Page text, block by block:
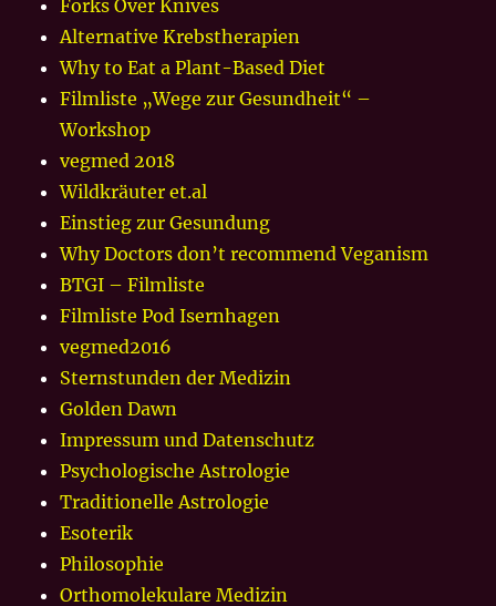
Forks Over Knives
Alternative Krebstherapien
Why to Eat a Plant-Based Diet
Filmliste „Wege zur Gesundheit“ –
Workshop
vegmed 2018
Wildkräuter et.al
Einstieg zur Gesundung
Why Doctors don’t recommend Veganism
BTGI – Filmliste
Filmliste Pod Isernhagen
vegmed2016
Sternstunden der Medizin
Golden Dawn
Impressum und Datenschutz
Psychologische Astrologie
Traditionelle Astrologie
Esoterik
Philosophie
Orthomolekulare Medizin